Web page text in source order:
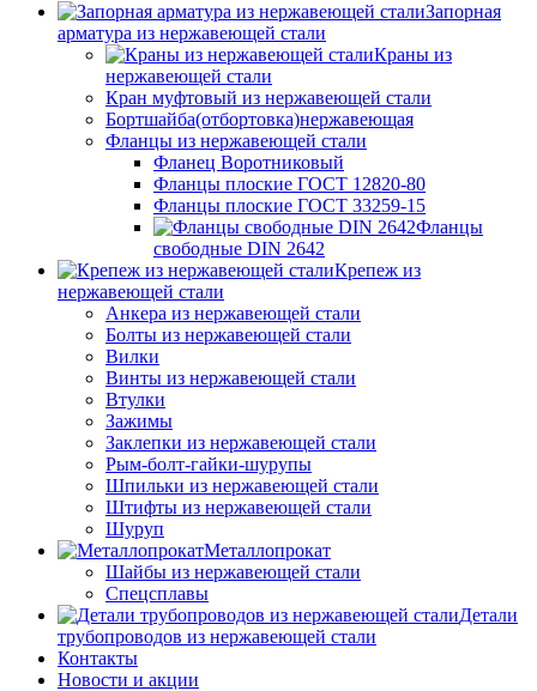
Запорная
арматура из нержавеющей стали
Краны из
нержавеющей стали
Кран муфтовый из нержавеющей стали
Бортшайба(отбортовка)нержавеющая
Фланцы из нержавеющей стали
Фланец Воротниковый
Фланцы плоские ГОСТ 12820-80
Фланцы плоские ГОСТ 33259-15
Фланцы
свободные DIN 2642
Крепеж из
нержавеющей стали
Анкера из нержавеющей стали
Болты из нержавеющей стали
Вилки
Винты из нержавеющей стали
Втулки
Зажимы
Заклепки из нержавеющей стали
Рым-болт-гайки-шурупы
Шпильки из нержавеющей стали
Штифты из нержавеющей стали
Шуруп
Металлопрокат
Шайбы из нержавеющей стали
Спецсплавы
Детали
трубопроводов из нержавеющей стали
Контакты
Новости и акции